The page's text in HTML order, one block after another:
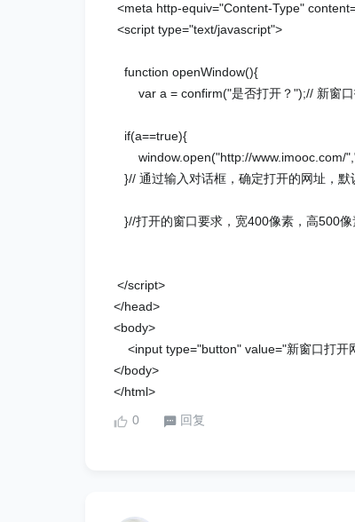
<meta http-equiv="Content-Type"
<script type="text/javascript">
function openWindow(){
var a = confirm("是否打开？");// 新窗口
if(a==true){
window.open("http://www.imooc.com/
}// 通过输入对话框，确定打开的网址，
}//打开的窗口要求，宽400像素，高500像
</script>
</head>
<body>
<input type="button" value="新窗口打开
</body>
</html>
0
回复